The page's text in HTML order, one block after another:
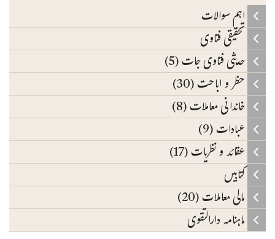
اہم سوالات
تحقیقی فتاوی
حدیثی فتاوی جات (5)
حظر و اباحت (30)
خاندانی معاملات (8)
عبادات (9)
عقائد و نظریات (17)
کتابیں
مالی معاملات (20)
ماہنامہ دارالتقوی